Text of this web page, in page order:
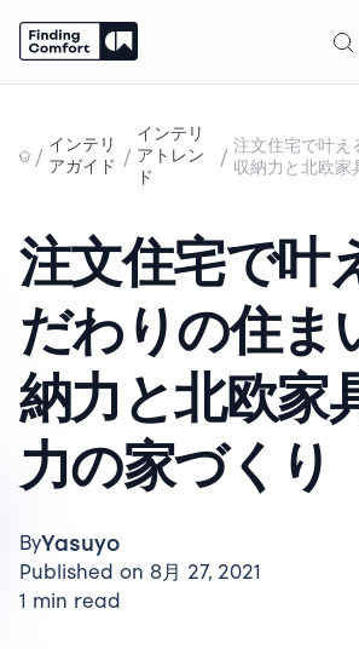
content
/ インテリ
アガイド /
インテリ
アトレン
ド
/ 注文住宅で叶え
収納力と北欧家
注文住宅で叶
だわりの住ま
納力と北欧家
力の家づくり
ByYasuyo
Published on 8月 27, 2021
1 min read